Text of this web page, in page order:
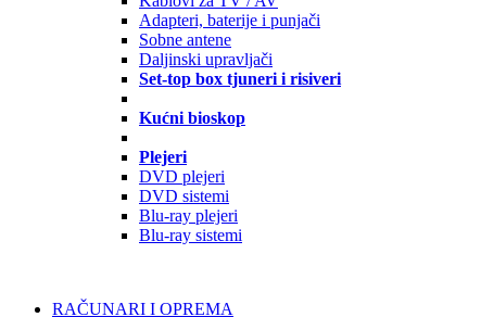
Adapteri, baterije i punjači
Sobne antene
Daljinski upravljači
Set-top box tjuneri i risiveri
Kućni bioskop
Plejeri
DVD plejeri
DVD sistemi
Blu-ray plejeri
Blu-ray sistemi
RAČUNARI I OPREMA